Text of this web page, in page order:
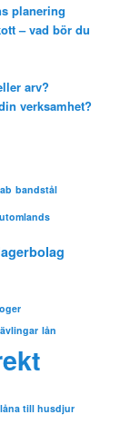
planering
– vad bör du
arv?
verksamhet?
bandstål
lån
låna till husdjur